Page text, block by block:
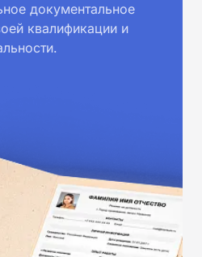
документальное
квалификации и